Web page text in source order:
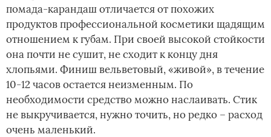
помада-карандаш отличается от похожих
продуктов профессиональной косметики щадящим
отношением к губам. При своей высокой стойкости
она почти не сушит, не сходит к концу дня
хлопьями. Финиш вельветовый, «живой», в течение
10-12 часов остается неизменным. По
необходимости средство можно наслаивать. Стик
не выкручивается, нужно точить, но редко – расход
очень маленький.